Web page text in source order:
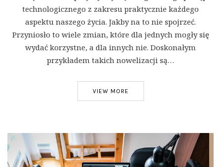
technologicznego z zakresu praktycznie każdego
aspektu naszego życia. Jakby na to nie spojrzeć.
Przyniosło to wiele zmian, które dla jednych mogły się
wydać korzystne, a dla innych nie. Doskonałym
przykładem takich nowelizacji są…
VIEW MORE